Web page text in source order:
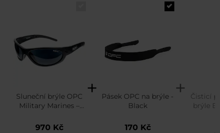
Sluneční brýle OPC
Military Marines –
Revo s polarizací
970 Kč
Pásek OPC na brýle -
Black
170 Kč
Čisticí
brýle